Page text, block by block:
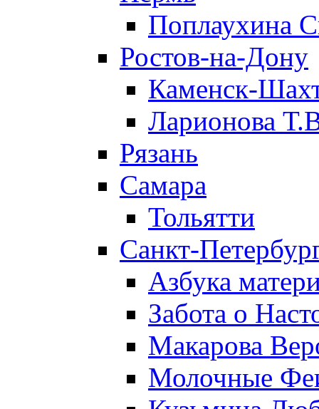
Поплаухина
Ростов-на-Дону
Каменск-
Ларионова
Рязань
Самара
Тольятти
Санкт-
Азбука
Забота о
Макарова
Молочные